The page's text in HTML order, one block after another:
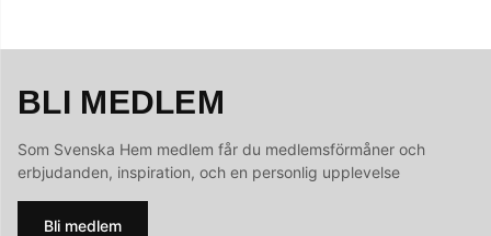
BLI MEDLEM
Som Svenska Hem medlem får du medlemsförmåner och
erbjudanden, inspiration, och en personlig upplevelse
Bli medlem